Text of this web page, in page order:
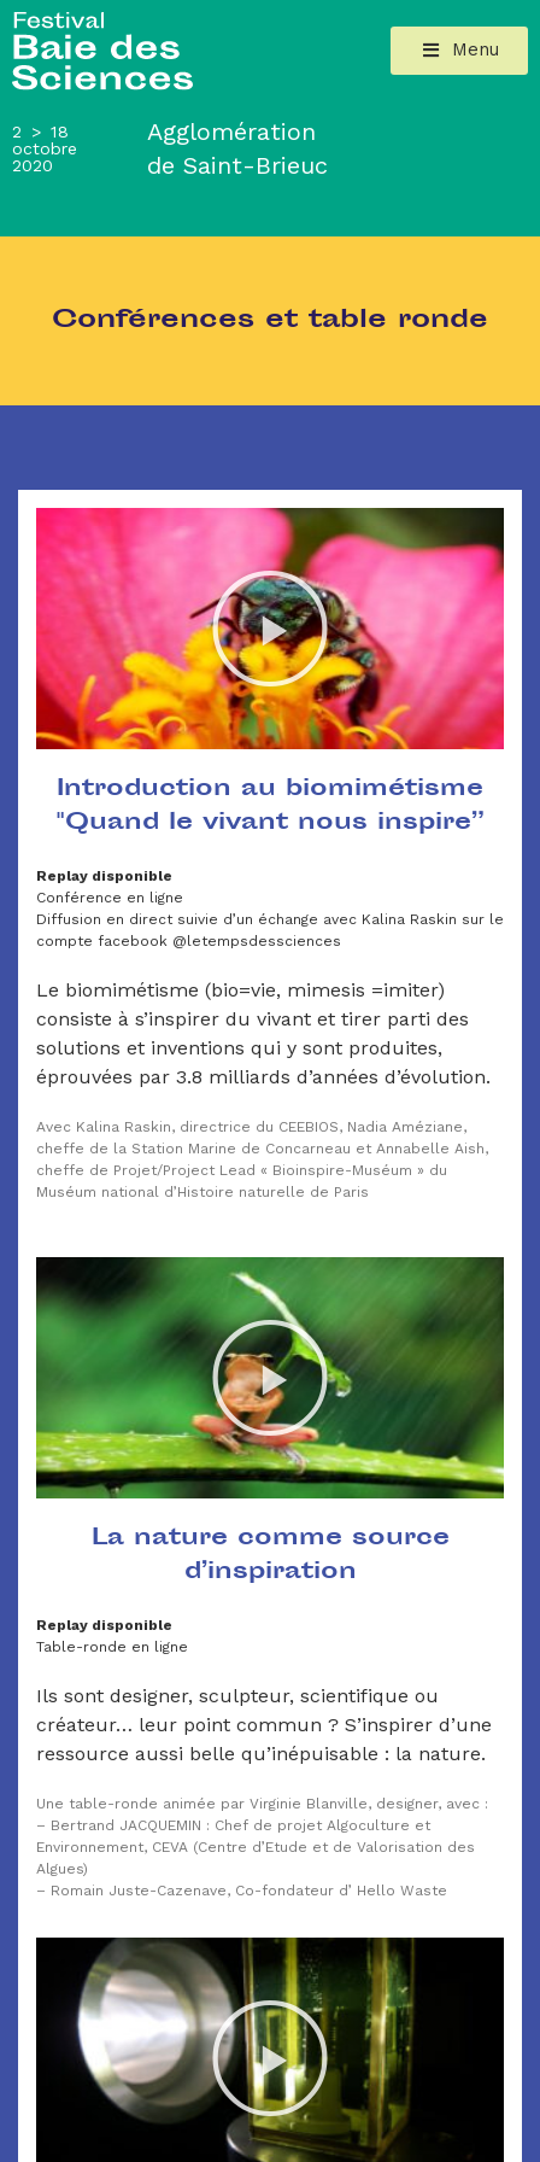
2 > 18
octobre
2020
Agglomération
de Saint-Brieuc
Menu
Conférences et table ronde
Introduction au biomimétisme
"Quand le vivant nous inspire”
Replay disponible
Conférence en ligne
Diffusion en direct suivie d’un échange avec Kalina Raskin sur le
compte facebook @letempsdessciences
Le biomimétisme (bio=vie, mimesis =imiter)
consiste à s’inspirer du vivant et tirer parti des
solutions et inventions qui y sont produites,
éprouvées par 3.8 milliards d’années d’évolution.
Avec Kalina Raskin, directrice du CEEBIOS, Nadia Améziane,
cheffe de la Station Marine de Concarneau et Annabelle Aish,
cheffe de Projet/Project Lead « Bioinspire-Muséum » du
Muséum national d’Histoire naturelle de Paris
La nature comme source
d’inspiration
Replay disponible
Table-ronde en ligne
Ils sont designer, sculpteur, scientifique ou
créateur… leur point commun ? S’inspirer d’une
ressource aussi belle qu’inépuisable : la nature.
Une table-ronde animée par Virginie Blanville, designer, avec :
– Bertrand JACQUEMIN : Chef de projet Algoculture et
Environnement, CEVA (Centre d’Etude et de Valorisation des
Algues)
– Romain Juste-Cazenave, Co-fondateur d’ Hello Waste